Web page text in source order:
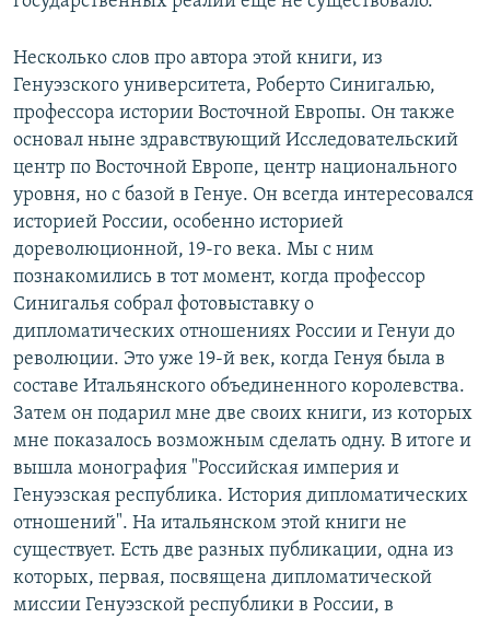
Несколько слов про автора этой книги, из
Генуэзского университета, Роберто Синигалью,
профессора истории Восточной Европы. Он также
основал ныне здравствующий Исследовательский
центр по Восточной Европе, центр национального
уровня, но с базой в Генуе. Он всегда интересовался
историей России, особенно историей
дореволюционной, 19-го века. Мы с ним
познакомились в тот момент, когда профессор
Синигалья собрал фотовыставку о
дипломатических отношениях России и Генуи до
революции. Это уже 19-й век, когда Генуя была в
составе Итальянского объединенного королевства.
Затем он подарил мне две своих книги, из которых
мне показалось возможным сделать одну. В итоге и
вышла монография "Российская империя и
Генуэзская республика. История дипломатических
отношений". На итальянском этой книги не
существует. Есть две разных публикации, одна из
которых, первая, посвящена дипломатической
миссии Генуэзской республики в России, в